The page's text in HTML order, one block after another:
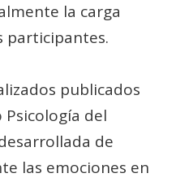
la carga
participantes.
publicados
del
de
las emociones en